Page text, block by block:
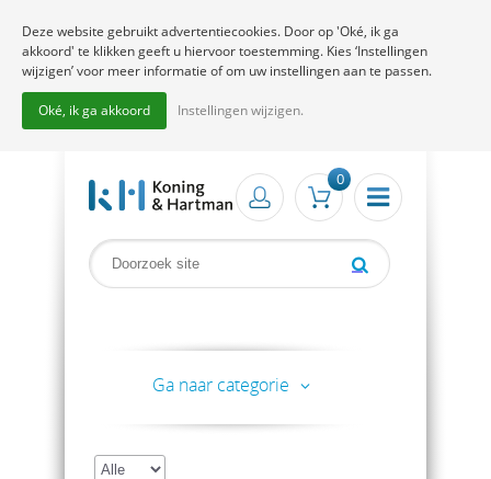
0
Ga naar categorie
Deze website gebruikt advertentiecookies. Door op 'Oké, ik ga
akkoord' te klikken geeft u hiervoor toestemming. Kies ‘Instellingen
wijzigen’ voor meer informatie of om uw instellingen aan te passen.
Oké, ik ga akkoord Instellingen wijzigen.